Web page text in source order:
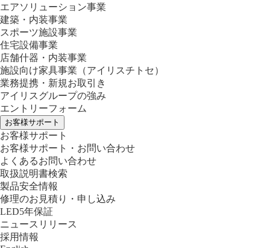
エアソリューション事業
建築・内装事業
スポーツ施設事業
住宅設備事業
店舗什器・内装事業
施設向け家具事業 （アイリスチトセ）
業務提携・新規お取引き
アイリスグループの強み
エントリーフォーム
お客様サポート
お客様サポート
お客様サポート・お問い合わせ
よくあるお問い合わせ
取扱説明書検索
製品安全情報
修理のお見積り・申し込み
LED5年保証
ニュースリリース
採用情報